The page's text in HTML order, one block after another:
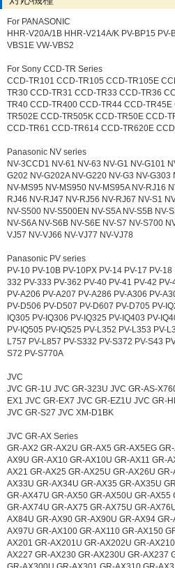
For PANASONIC
HHR-V20A/1B HHR-V214A/K PV-BP15
VBS1E VW-VBS2
For Sony CCD-TR Series
CCD-TR101 CCD-TR105 CCD-TR105E
TR30 CCD-TR31 CCD-TR33 CCD-TR36
TR40 CCD-TR400 CCD-TR44 CCD-
TR502E CCD-TR505K CCD-TR50E CCD-
CCD-TR61 CCD-TR614 CCD-TR620E
Panasonic NV series
NV-3CCD1 NV-61 NV-63 NV-G1 NV-G101
G202 NV-G202A NV-G220 NV-G3 NV-
NV-MS95 NV-MS950 NV-MS95A NV-RJ16
RJ46 NV-RJ47 NV-RJ56 NV-RJ67 NV-S1
NV-S500 NV-S500EN NV-S5A NV-S5B NV-
NV-S6A NV-S6B NV-S6E NV-S7 NV-S700
VJ57 NV-VJ66 NV-VJ77 NV-VJ78
Panasonic PV series
PV-10 PV-10B PV-10PX PV-14 PV-17 PV-
332 PV-333 PV-362 PV-40 PV-41 PV-42
PV-A206 PV-A207 PV-A286 PV-A306 PV-
PV-D506 PV-D507 PV-D607 PV-D705 PV-
IQ305 PV-IQ306 PV-IQ325 PV-IQ403 PV-
PV-IQ505 PV-IQ525 PV-L352 PV-L353 PV-
L757 PV-L857 PV-S332 PV-S372 PV-S43
S72 PV-S770A
JVC
JVC GR-1U JVC GR-323U JVC GR-AS-
EX1 JVC GR-EX7 JVC GR-EZ1U JVC GR-
JVC GR-S27 JVC XM-D1BK
JVC GR-AX Series
GR-AX2 GR-AX2U GR-AX5 GR-AX5EG
AX9U GR-AX10 GR-AX10U GR-AX11 GR-
AX21 GR-AX25 GR-AX25U GR-AX26U
AX33U GR-AX34U GR-AX35 GR-AX35U
GR-AX47U GR-AX50 GR-AX50U GR-
GR-AX74U GR-AX75 GR-AX75U GR-
AX84U GR-AX90 GR-AX90U GR-AX94
AX97U GR-AX100 GR-AX110 GR-AX150
AX201 GR-AX201U GR-AX202U GR-
AX227 GR-AX230 GR-AX230U GR-AX237